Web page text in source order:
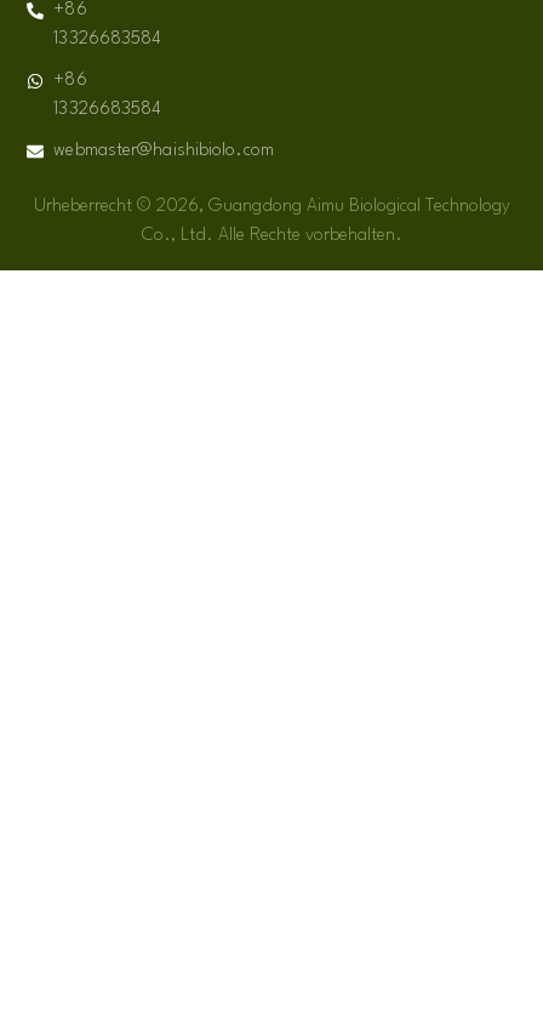
+86
13326683584
+86
13326683584
webmaster@haishibiolo.com
Urheberrecht © 2026, Guangdong Aimu Biological Technology
Co., Ltd. Alle Rechte vorbehalten.